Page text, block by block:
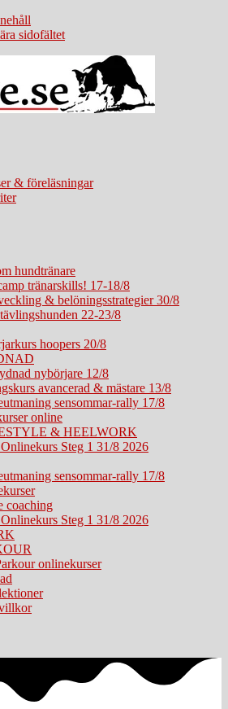
sidofältet
& föreläsningar
hundtränare
tränarskills! 17-18/8
& belöningsstrategier 30/8
22-23/8
hoopers 20/8
nybörjare 12/8
avancerad & mästare 13/8
sensommar-rally 17/8
online
& HEELWORK
Steg 1 31/8 2026
sensommar-rally 17/8
coaching
Steg 1 31/8 2026
onlinekurser